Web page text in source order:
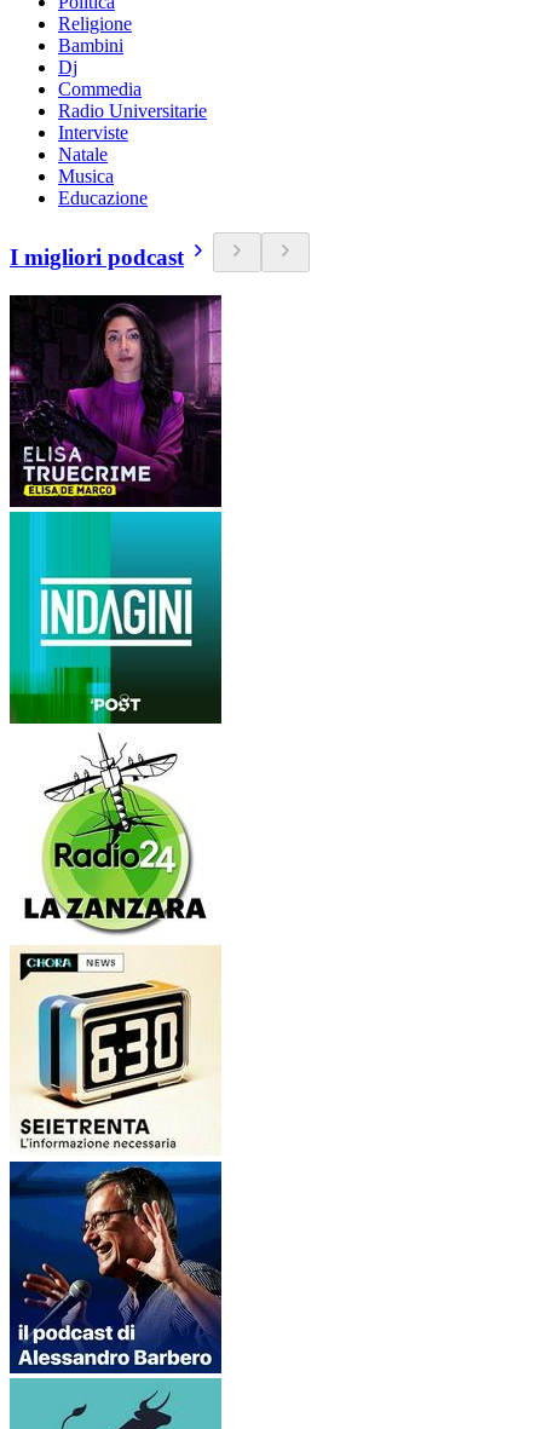
Religione
Bambini
Dj
Commedia
Radio Universitarie
Interviste
Natale
Musica
Educazione
I migliori podcast